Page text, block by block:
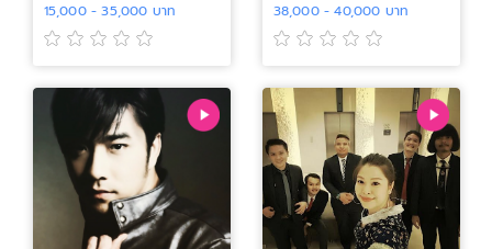
15,000 - 35,000 บาท 38,000 - 40,000 บาท